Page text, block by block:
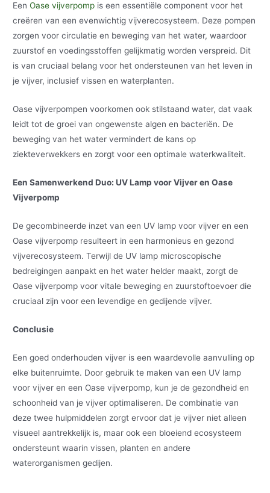
EenOase vijverpomp is een essentiële component voor het
creëren van een evenwichtig vijverecosysteem. Deze pompen
zorgen voor circulatie en beweging van het water, waardoor
zuurstof en voedingsstoffen gelijkmatig worden verspreid. Dit
is van cruciaal belang voor het ondersteunen van het leven in
je vijver, inclusief vissen en waterplanten.
Oase vijverpompen voorkomen ook stilstaand water, dat vaak
leidt tot de groei van ongewenste algen en bacteriën. De
beweging van het water vermindert de kans op
ziekteverwekkers en zorgt voor een optimale waterkwaliteit.
Een Samenwerkend Duo: UV Lamp voor Vijver en Oase
Vijverpomp
De gecombineerde inzet van een UV lamp voor vijver en een
Oase vijverpomp resulteert in een harmonieus en gezond
vijverecosysteem. Terwijl de UV lamp microscopische
bedreigingen aanpakt en het water helder maakt, zorgt de
Oase vijverpomp voor vitale beweging en zuurstoftoevoer die
cruciaal zijn voor een levendige en gedijende vijver.
Conclusie
Een goed onderhouden vijver is een waardevolle aanvulling op
elke buitenruimte. Door gebruik te maken van een UV lamp
voor vijver en een Oase vijverpomp, kun je de gezondheid en
schoonheid van je vijver optimaliseren. De combinatie van
deze twee hulpmiddelen zorgt ervoor dat je vijver niet alleen
visueel aantrekkelijk is, maar ook een bloeiend ecosysteem
ondersteunt waarin vissen, planten en andere
waterorganismen gedijen.